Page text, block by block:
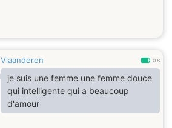
Vlaanderen 0.8
je suis une femme une femme douce
qui intelligente qui a beaucoup
d'amour